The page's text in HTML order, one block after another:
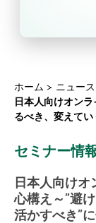
ホーム ニュース
日本人向けオン
るべき、変えてい
セミナー情
日本人向け
心構え～”避
活かすべき”に